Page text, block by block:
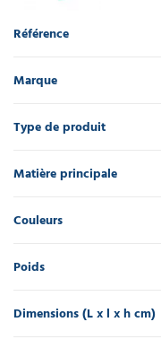
Référence
Marque
Type de produit
Matière principale
Couleurs
Poids
Dimensions (L x l x h cm)